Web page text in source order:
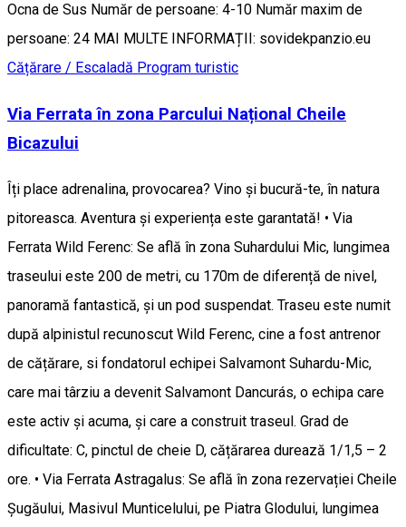
Ocna de Sus Număr de persoane: 4-10 Număr maxim de
persoane: 24 MAI MULTE INFORMAȚII: sovidekpanzio.eu
Cățărare / Escaladă Program turistic
Via Ferrata în zona Parcului Național Cheile
Bicazului
Îți place adrenalina, provocarea? Vino și bucură-te, în natura
pitoreasca. Aventura și experiența este garantată! • Via
Ferrata Wild Ferenc: Se află în zona Suhardului Mic, lungimea
traseului este 200 de metri, cu 170m de diferență de nivel,
panoramă fantastică, și un pod suspendat. Traseu este numit
după alpinistul recunoscut Wild Ferenc, cine a fost antrenor
de cățărare, si fondatorul echipei Salvamont Suhardu-Mic,
care mai târziu a devenit Salvamont Dancurás, o echipa care
este activ și acuma, și care a construit traseul. Grad de
dificultate: C, pinctul de cheie D, cățărarea durează 1/1,5 – 2
ore. • Via Ferrata Astragalus: Se află în zona rezervației Cheile
Șugăului, Masivul Munticelului, pe Piatra Glodului, lungimea